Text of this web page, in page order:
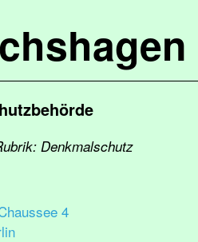
Denkmalschutz
4